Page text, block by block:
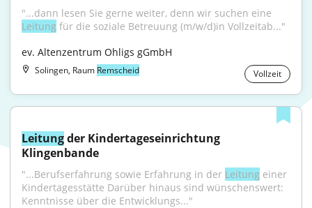
Leitung für die soziale Betreuung (m/w/d)in Vollzeitab..."
ev. Altenzentrum Ohligs gGmbH
Solingen, Raum Remscheid Vollzeit
Leitung der Kindertageseinrichtung
Klingenbande
"...Berufserfahrung sowie Erfahrung in der Leitung einer
Kindertagesstätte Darüber hinaus sind wünschenswert:
Kenntnisse über die Entwicklungs..."